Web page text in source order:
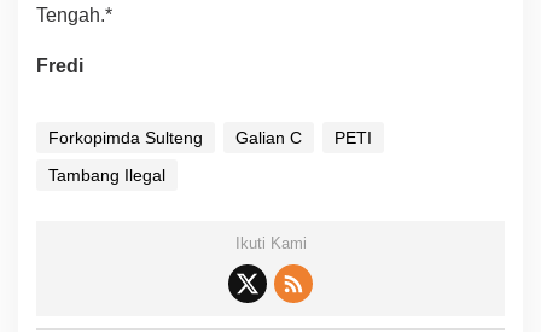
Tengah.*
Fredi
Forkopimda Sulteng Galian C
PETI
Tambang Ilegal
Ikuti Kami